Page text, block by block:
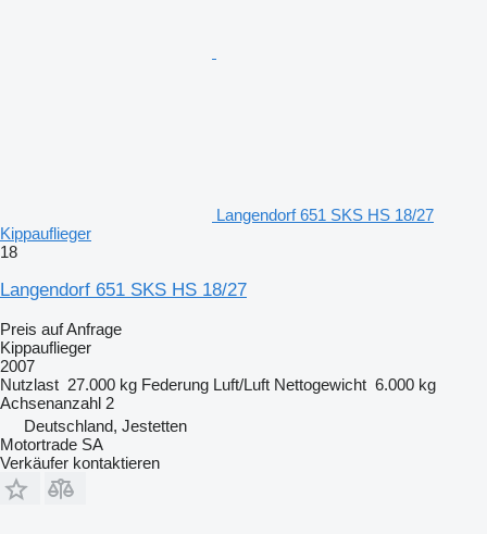
Langendorf 651 SKS HS 18/27
Kippauflieger
18
Langendorf 651 SKS HS 18/27
Preis auf Anfrage
Kippauflieger
2007
Nutzlast 27.000 kg Federung Luft/Luft Nettogewicht 6.000 kg
Achsenanzahl 2
Deutschland, Jestetten
Motortrade SA
Verkäufer kontaktieren